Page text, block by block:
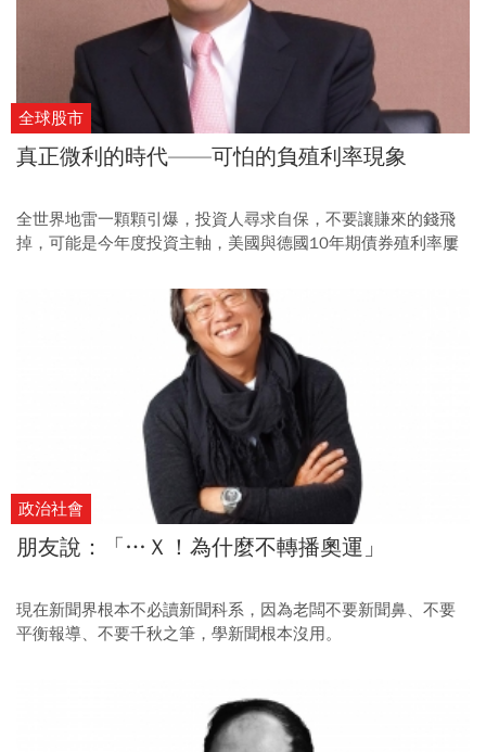
全球股市
真正微利的時代——可怕的負殖利率現象
全世界地雷一顆顆引爆，投資人尋求自保，不要讓賺來的錢飛
掉，可能是今年度投資主軸，美國與德國10年期債券殖利率屢
政治社會
朋友說：「…Ｘ！為什麼不轉播奧運」
現在新聞界根本不必讀新聞科系，因為老闆不要新聞鼻、不要
平衡報導、不要千秋之筆，學新聞根本沒用。